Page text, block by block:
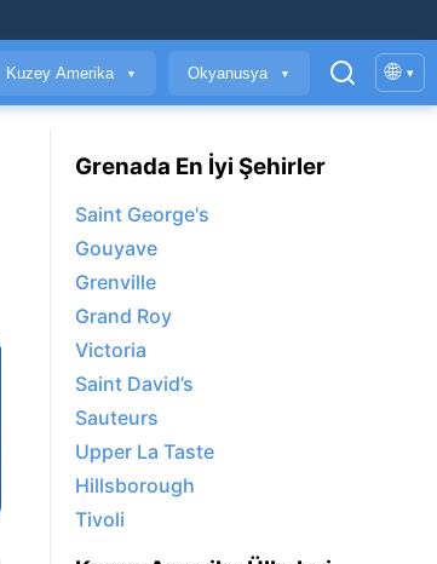
Kuzey Amerika ▼ Okyanusya ▼ 🌐 ▾
Grenada En İyi Şehirler
Saint George's
Gouyave
Grenville
Grand Roy
Victoria
Saint David’s
Sauteurs
Upper La Taste
Hillsborough
Tivoli